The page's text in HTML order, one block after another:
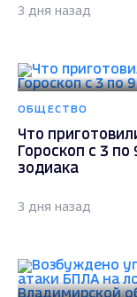
3 дня назад
ОБЩЕСТВО
Что
Гороскоп с 3 по
зодиака
3 дня назад